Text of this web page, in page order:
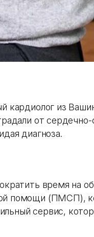
кардиолог из
от
диагноза.
время на
помощи (ПМСП),
сервис,